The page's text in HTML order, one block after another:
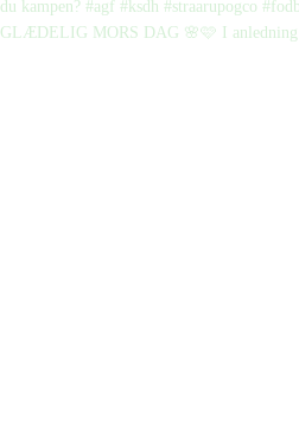
GLÆDELIG MORS DAG 🌸🩷 I anledning